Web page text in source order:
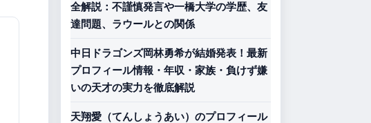
全解説：不謹慎発言や一橋大学の学歴、友
達問題、ラウールとの関係
中日ドラゴンズ岡林勇希が結婚発表！最新
プロフィール情報・年収・家族・負けず嫌
いの天才の実力を徹底解説
天翔愛（てんしょうあい）のプロフィール